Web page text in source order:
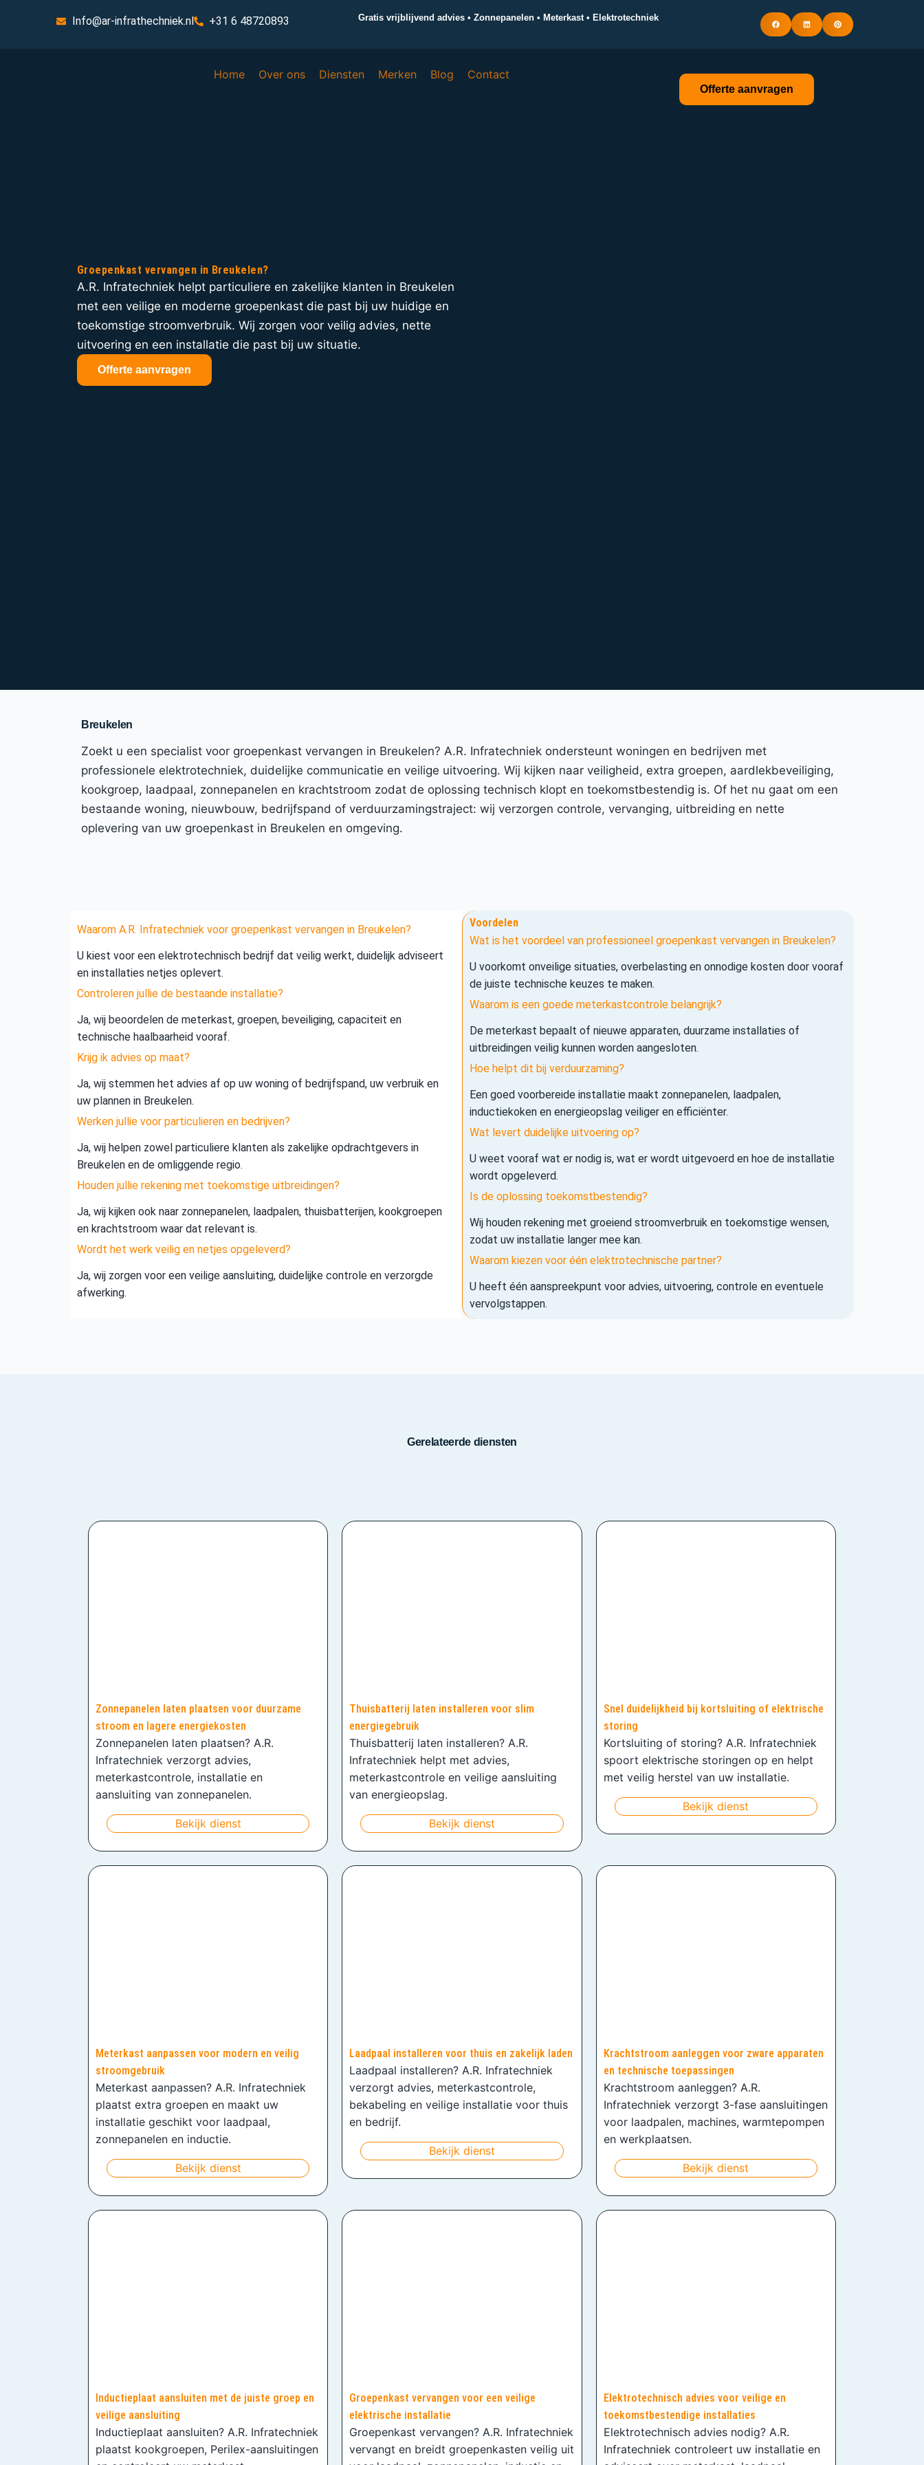
Info@ar-infrathechniek.nl +31 6 48720893 Gratis vrijblijvend advies • Zonnepanelen • Meterkast • Elektrotechniek
Home Over ons Diensten Merken Blog Contact
Offerte aanvragen
Groepenkast vervangen in Breukelen?
A.R. Infratechniek helpt particuliere en zakelijke klanten in Breukelen
met een veilige en moderne groepenkast die past bij uw huidige en
toekomstige stroomverbruik. Wij zorgen voor veilig advies, nette
uitvoering en een installatie die past bij uw situatie.
Offerte aanvragen
Breukelen
Zoekt u een specialist voor groepenkast vervangen in Breukelen? A.R. Infratechniek ondersteunt woningen en bedrijven met
professionele elektrotechniek, duidelijke communicatie en veilige uitvoering. Wij kijken naar veiligheid, extra groepen, aardlekbeveiliging,
kookgroep, laadpaal, zonnepanelen en krachtstroom zodat de oplossing technisch klopt en toekomstbestendig is. Of het nu gaat om een
bestaande woning, nieuwbouw, bedrijfspand of verduurzamingstraject: wij verzorgen controle, vervanging, uitbreiding en nette
oplevering van uw groepenkast in Breukelen en omgeving.
Waarom A.R. Infratechniek voor groepenkast vervangen in Breukelen?
U kiest voor een elektrotechnisch bedrijf dat veilig werkt, duidelijk adviseert
en installaties netjes oplevert.
Controleren jullie de bestaande installatie?
Ja, wij beoordelen de meterkast, groepen, beveiliging, capaciteit en
technische haalbaarheid vooraf.
Krijg ik advies op maat?
Ja, wij stemmen het advies af op uw woning of bedrijfspand, uw verbruik en
uw plannen in Breukelen.
Werken jullie voor particulieren en bedrijven?
Ja, wij helpen zowel particuliere klanten als zakelijke opdrachtgevers in
Breukelen en de omliggende regio.
Houden jullie rekening met toekomstige uitbreidingen?
Ja, wij kijken ook naar zonnepanelen, laadpalen, thuisbatterijen, kookgroepen
en krachtstroom waar dat relevant is.
Wordt het werk veilig en netjes opgeleverd?
Ja, wij zorgen voor een veilige aansluiting, duidelijke controle en verzorgde
afwerking.
Voordelen
Wat is het voordeel van professioneel groepenkast vervangen in Breukelen?
U voorkomt onveilige situaties, overbelasting en onnodige kosten door vooraf
de juiste technische keuzes te maken.
Waarom is een goede meterkastcontrole belangrijk?
De meterkast bepaalt of nieuwe apparaten, duurzame installaties of
uitbreidingen veilig kunnen worden aangesloten.
Hoe helpt dit bij verduurzaming?
Een goed voorbereide installatie maakt zonnepanelen, laadpalen,
inductiekoken en energieopslag veiliger en efficiënter.
Wat levert duidelijke uitvoering op?
U weet vooraf wat er nodig is, wat er wordt uitgevoerd en hoe de installatie
wordt opgeleverd.
Is de oplossing toekomstbestendig?
Wij houden rekening met groeiend stroomverbruik en toekomstige wensen,
zodat uw installatie langer mee kan.
Waarom kiezen voor één elektrotechnische partner?
U heeft één aanspreekpunt voor advies, uitvoering, controle en eventuele
vervolgstappen.
Gerelateerde diensten
Zonnepanelen laten plaatsen voor duurzame
stroom en lagere energiekosten
Zonnepanelen laten plaatsen? A.R.
Infratechniek verzorgt advies,
meterkastcontrole, installatie en
aansluiting van zonnepanelen.
Bekijk dienst
Thuisbatterij laten installeren voor slim
energiegebruik
Thuisbatterij laten installeren? A.R.
Infratechniek helpt met advies,
meterkastcontrole en veilige aansluiting
van energieopslag.
Bekijk dienst
Snel duidelijkheid bij kortsluiting of elektrische
storing
Kortsluiting of storing? A.R. Infratechniek
spoort elektrische storingen op en helpt
met veilig herstel van uw installatie.
Bekijk dienst
Meterkast aanpassen voor modern en veilig
stroomgebruik
Meterkast aanpassen? A.R. Infratechniek
plaatst extra groepen en maakt uw
installatie geschikt voor laadpaal,
zonnepanelen en inductie.
Bekijk dienst
Laadpaal installeren voor thuis en zakelijk laden
Laadpaal installeren? A.R. Infratechniek
verzorgt advies, meterkastcontrole,
bekabeling en veilige installatie voor thuis
en bedrijf.
Bekijk dienst
Krachtstroom aanleggen voor zware apparaten
en technische toepassingen
Krachtstroom aanleggen? A.R.
Infratechniek verzorgt 3-fase aansluitingen
voor laadpalen, machines, warmtepompen
en werkplaatsen.
Bekijk dienst
Inductieplaat aansluiten met de juiste groep en
veilige aansluiting
Inductieplaat aansluiten? A.R. Infratechniek
plaatst kookgroepen, Perilex-aansluitingen
Groepenkast vervangen voor een veilige
elektrische installatie
Groepenkast vervangen? A.R. Infratechniek
vervangt en breidt groepenkasten veilig uit
Elektrotechnisch advies voor veilige en
toekomstbestendige installaties
Elektrotechnisch advies nodig? A.R.
Infratechniek controleert uw installatie en